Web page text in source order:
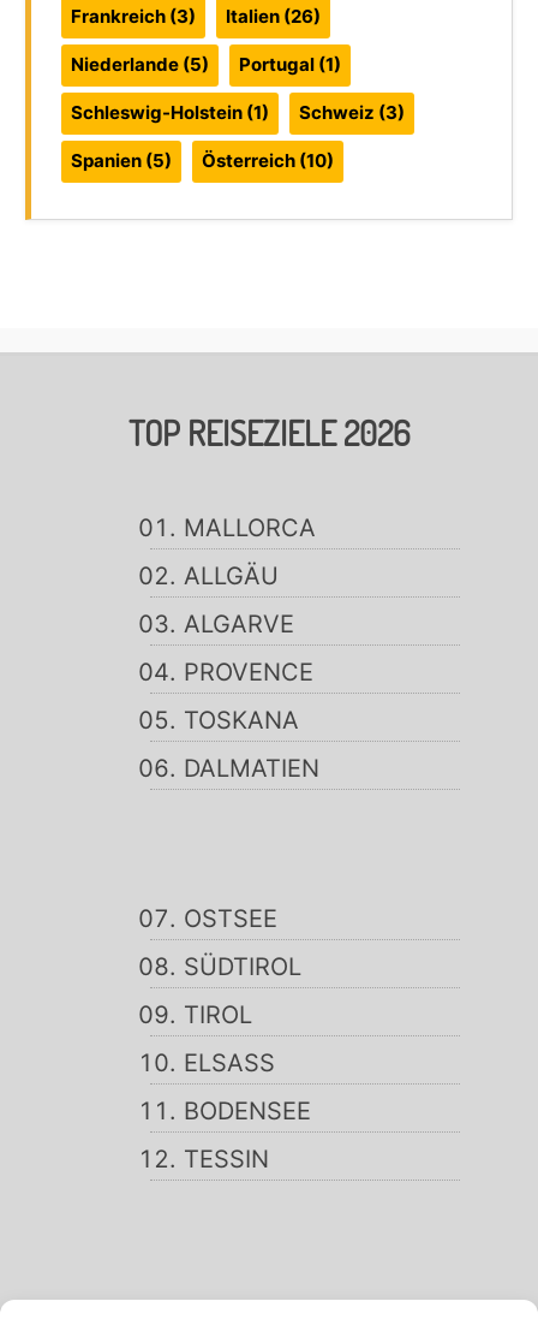
Frankreich(3) Italien(26)
Niederlande(5) Portugal(1)
Schleswig-Holstein(1) Schweiz (3)
Spanien(5) Österreich(10)
TOP REISEZIELE 2026
MALLORCA
ALLGÄU
ALGARVE
PROVENCE
TOSKANA
DALMATIEN
OSTSEE
SÜDTIROL
TIROL
ELSASS
BODENSEE
TESSIN
SCHWARZWALD